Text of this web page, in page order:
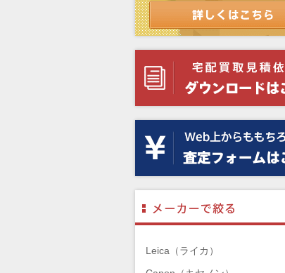
Leica（ライカ）